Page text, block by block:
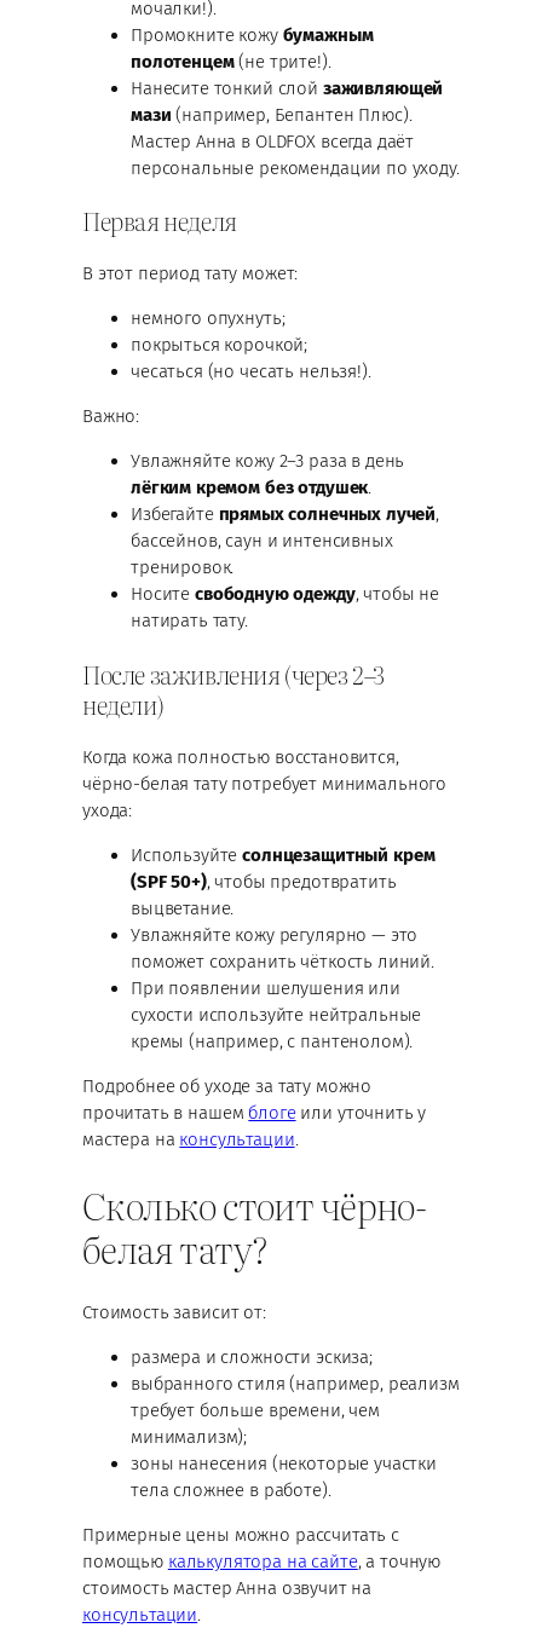
мочалки!).
Промокните кожу бумажным
полотенцем(не трите!).
Нанесите тонкий слой заживляющей
мази (например, Бепантен Плюс).
Мастер Анна в OLDFOX всегда даёт
персональные рекомендации по уходу.
Первая неделя
В этот период тату может:
немного опухнуть;
покрыться корочкой;
чесаться (но чесать нельзя!).
Важно:
Увлажняйте кожу 2–3 раза в день
лёгким кремом без отдушек.
Избегайте прямых солнечных лучей,
бассейнов, саун и интенсивных
тренировок.
Носите свободную одежду, чтобы не
натирать тату.
После заживления (через 2–3
недели)
Когда кожа полностью восстановится,
чёрно-белая тату потребует минимального
ухода:
Используйтесолнцезащитный крем
(SPF 50+), чтобы предотвратить
выцветание.
Увлажняйте кожу регулярно — это
поможет сохранить чёткость линий.
При появлении шелушения или
сухости используйте нейтральные
кремы (например, с пантенолом).
Подробнее об уходе за тату можно
прочитать в нашем блогеили уточнить у
мастера на консультации.
Сколько стоит чёрно-
белая тату?
Стоимость зависит от:
размера и сложности эскиза;
выбранного стиля (например, реализм
требует больше времени, чем
минимализм);
зоны нанесения (некоторые участки
тела сложнее в работе).
Примерные цены можно рассчитать с
помощью калькулятора на сайте, а точную
стоимость мастер Анна озвучит на
консультации.